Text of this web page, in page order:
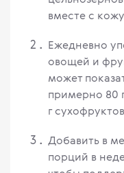
вместе с
Ежедневно
овощей и
может
примерно 80
г
Добавить в
порций в